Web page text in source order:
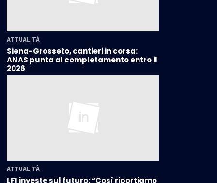
ATTUALITÀ
Siena-Grosseto, cantieri in corsa:
ANAS punta al completamento entro il
2026
ATTUALITÀ
LFI investe sul futuro: “Così riportiamo